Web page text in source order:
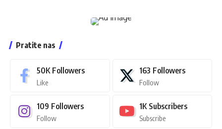
Pratite nas
50K Followers
Like
163 Followers
Follow
109 Followers
Follow
1K Subscribers
Subscribe